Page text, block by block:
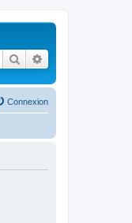
Rechercher
Connexion